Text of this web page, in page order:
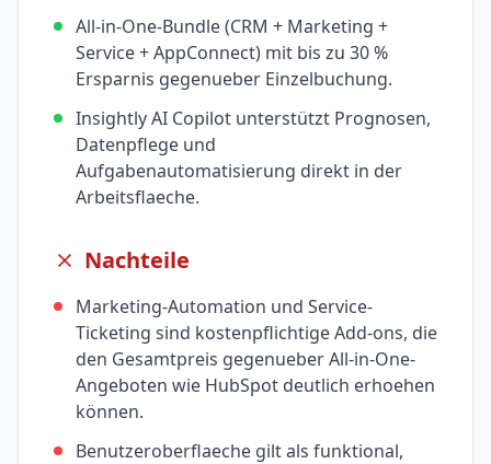
All-in-One-Bundle (CRM + Marketing +
Service + AppConnect) mit bis zu 30 %
Ersparnis gegenueber Einzelbuchung.
Insightly AI Copilot unterstützt Prognosen,
Datenpflege und
Aufgabenautomatisierung direkt in der
Arbeitsflaeche.
Nachteile
Marketing-Automation und Service-
Ticketing sind kostenpflichtige Add-ons, die
den Gesamtpreis gegenueber All-in-One-
Angeboten wie HubSpot deutlich erhoehen
können.
Benutzeroberflaeche gilt als funktional,